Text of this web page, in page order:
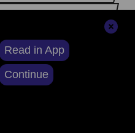
Read in App
Continue